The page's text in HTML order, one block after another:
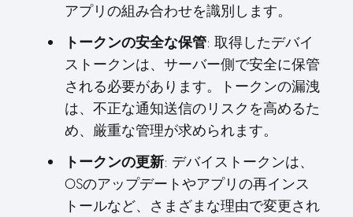
アプリの組み合わせを識別します。
トークンの安全な保管: 取得したデバイ
ストークンは、サーバー側で安全に保管
される必要があります。トークンの漏洩
は、不正な通知送信のリスクを高めるた
め、厳重な管理が求められます。
トークンの更新: デバイストークンは、
OSのアップデートやアプリの再インス
トールなど、さまざまな理由で変更され